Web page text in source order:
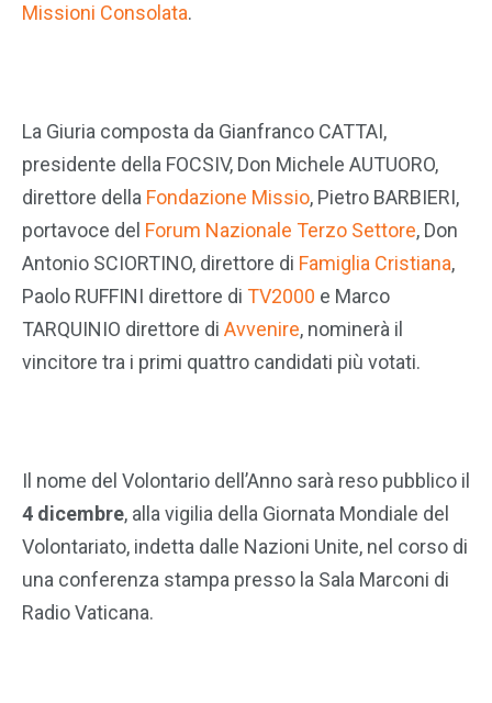
Missioni Consolata.
La Giuria composta da Gianfranco CATTAI,
presidente della FOCSIV, Don Michele AUTUORO,
direttore della Fondazione Missio, Pietro BARBIERI,
portavoce del Forum Nazionale Terzo Settore, Don
Antonio SCIORTINO, direttore di Famiglia Cristiana,
Paolo RUFFINI direttore di TV2000 e Marco
TARQUINIO direttore di Avvenire, nominerà il
vincitore tra i primi quattro candidati più votati.
Il nome del Volontario dell’Anno sarà reso pubblico il
4 dicembre, alla vigilia della Giornata Mondiale del
Volontariato, indetta dalle Nazioni Unite, nel corso di
una conferenza stampa presso la Sala Marconi di
Radio Vaticana.